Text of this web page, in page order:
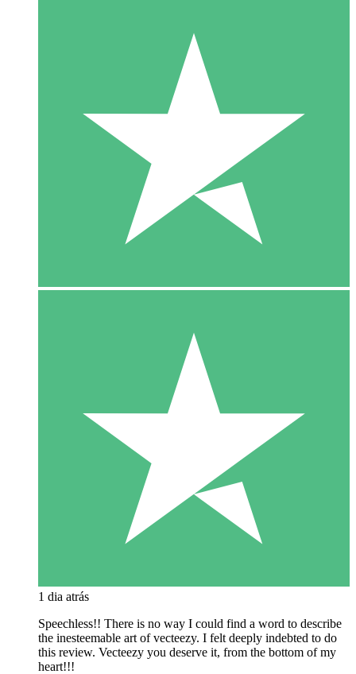
1 dia atrás
Speechless!! There is no way I could find a word to describe
the inesteemable art of vecteezy. I felt deeply indebted to do
this review. Vecteezy you deserve it, from the bottom of my
heart!!!